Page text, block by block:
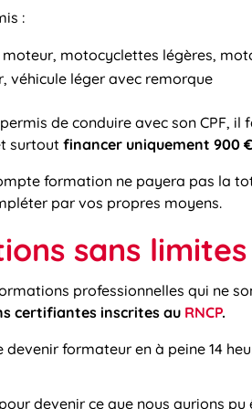
:
moteur, motocyclettes légères,
véhicule léger avec remorque
de conduire avec son CPF, il
surtoutfinancer uniquement 900
formation ne payera pas la
par vos propres moyens.
sans
professionnelles qui ne
certifiantes inscrites au RNCP.
formateur en à peine 14
devenir ce que nous aurions